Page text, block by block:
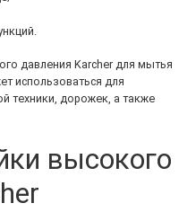
давления Karcher для мытья
использоваться для
техники, дорожек, а также
высокого